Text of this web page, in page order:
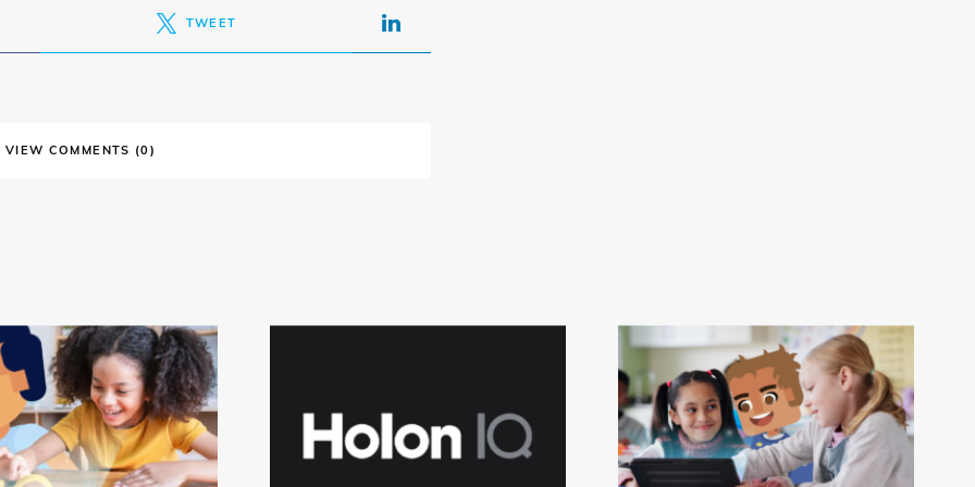
TWEET
VIEW COMMENTS (0)